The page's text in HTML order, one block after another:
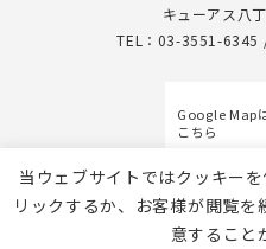
キューアス八
TEL：03-3551-6345
Google Map
こちら
当ウェブサイトではクッキー
リックするか、お客様が閲覧
意すること